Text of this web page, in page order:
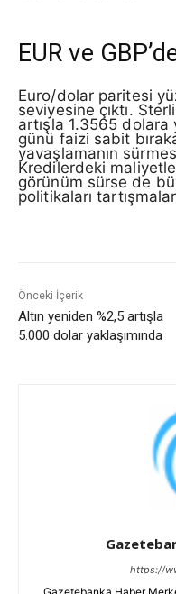
EUR ve
Euro/dolar paritesi
seviyesine çıktı.
artışla 1.3565
günü faizi sabit
yavaşlamanın
Kredilerdeki
görünüm sürse de
politikaları
Önceki İçerik
Altın yeniden %2,5 artışla
5.000 dolar yaklaşımında
https://